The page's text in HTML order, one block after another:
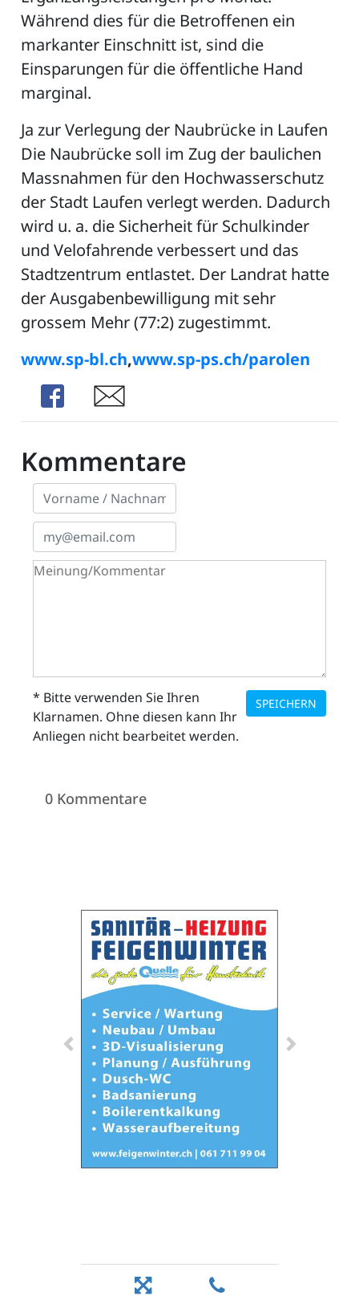
Während dies für die Betroffenen ein
markanter Einschnitt ist, sind die
Einsparungen für die öffentliche Hand
marginal.
Ja zur Verlegung der Naubrücke in Laufen
Die Naubrücke soll im Zug der baulichen
Massnahmen für den Hochwasserschutz
der Stadt Laufen verlegt werden. Dadurch
wird u. a. die Sicherheit für Schulkinder
und Velofahrende verbessert und das
Stadtzentrum entlastet. Der Landrat hatte
der Ausgabenbewilligung mit sehr
grossem Mehr (77:2) zugestimmt.
www.sp-bl.ch,www.sp-ps.ch/parolen
Share
Share
Kommentare
SPEICHERN
* Bitte verwenden Sie Ihren
Klarnamen. Ohne diesen kann Ihr
Anliegen nicht bearbeitet werden.
0 Kommentare